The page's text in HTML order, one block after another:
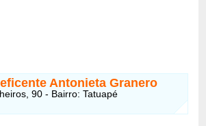
Antonieta Granero
90 - Bairro: Tatuapé